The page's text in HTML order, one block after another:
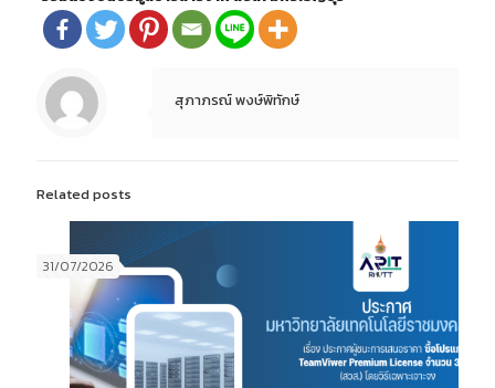
สุภาภรณ์ พงษ์พิทักษ์
Related posts
31/07/2026